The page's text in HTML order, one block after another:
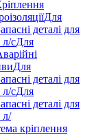
Для
деталі для
л/сДля
Для
деталі для
л/сДля
деталі для
л/
кріплення